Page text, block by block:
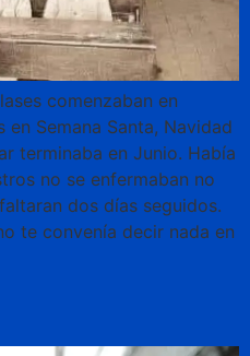
comenzaban en
Semana Santa, Navidad
terminaba en Junio. Había
no se enfermaban no
dos días seguidos.
te convenía decir nada en